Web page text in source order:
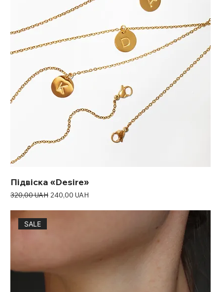
Підвіска «Desire»
Звичайна ціна
320,00 UAH За розпродажем
240,00 UAH
SALE